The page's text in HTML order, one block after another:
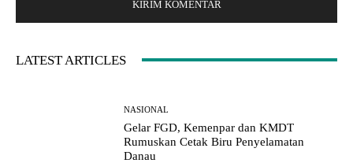
:
LATEST ARTICLES
NASIONAL
Gelar FGD, Kemenpar dan KMDT
Rumuskan Cetak Biru Penyelamatan
Danau